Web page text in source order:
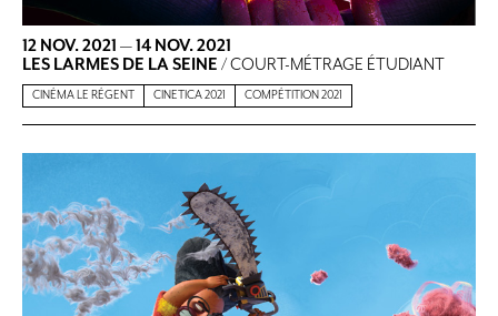
12 NOV. 2021 —14 NOV. 2021
LES LARMES DE LA SEINE / COURT-MÉTRAGE ÉTUDIANT
CINÉMA LE RÉGENT CINETICA 2021 COMPÉTITION 2021